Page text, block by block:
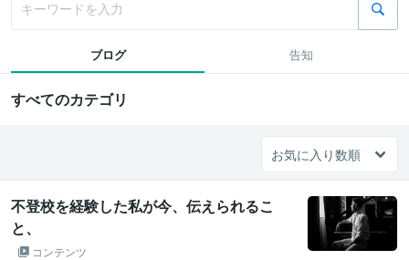
ブログ 告知
すべてのカテゴリ
不登校を経験した私が今、伝えられるこ
と、
コンテンツ